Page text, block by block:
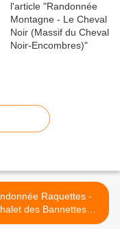
Raquettes -
des Bannettes
(Chartreuse) >